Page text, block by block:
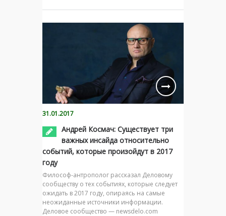
31.01.2017
Андрей Космач: Существует три
важных инсайда относительно
событий, которые произойдут в 2017
году
Философ-антрополог рассказал Деловому
сообществу о тех событиях, которые следует
ожидать в 2017 году, опираясь на самые
неожиданные источники информации.
Деловое сообщество — newsdelo.com